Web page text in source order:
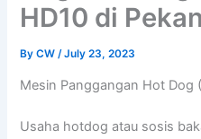
HD10 di
ByCW/July 23, 2023
Mesin Panggangan Hot Dog
Usaha hotdog atau sosis